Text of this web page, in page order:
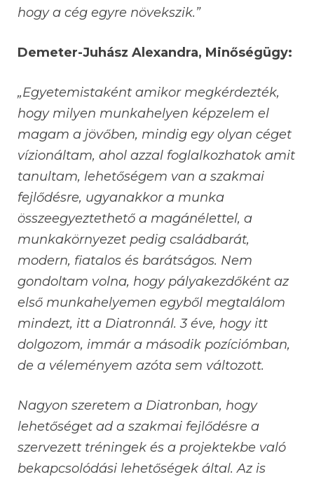
hogy a cég egyre növekszik.”
Demeter-Juhász Alexandra, Minőségügy:
„Egyetemistaként amikor megkérdezték,
hogy milyen munkahelyen képzelem el
magam a jövőben, mindig egy olyan céget
vízionáltam, ahol azzal foglalkozhatok amit
tanultam, lehetőségem van a szakmai
fejlődésre, ugyanakkor a munka
összeegyeztethető a magánélettel, a
munkakörnyezet pedig családbarát,
modern, fiatalos és barátságos. Nem
gondoltam volna, hogy pályakezdőként az
első munkahelyemen egyből megtalálom
mindezt, itt a Diatronnál. 3 éve, hogy itt
dolgozom, immár a második pozíciómban,
de a véleményem azóta sem változott.
Nagyon szeretem a Diatronban, hogy
lehetőséget ad a szakmai fejlődésre a
szervezett tréningek és a projektekbe való
bekapcsolódási lehetőségek által. Az is